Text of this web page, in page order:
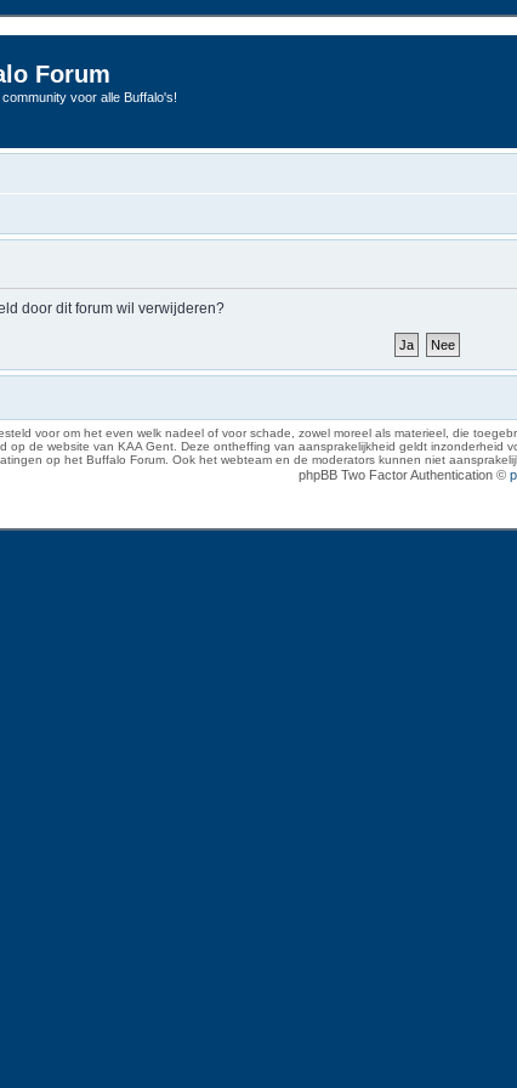
Forum
voor alle Buffalo's!
door dit forum wil verwijderen?
voor om het even welk nadeel of voor schade, zowel moreel als materieel, die
op de website van KAA Gent. Deze ontheffing van aansprakelijkheid geldt inzonderheid
op het Buffalo Forum. Ook het webteam en de moderators kunnen niet
phpBB Two Factor Authentication ©